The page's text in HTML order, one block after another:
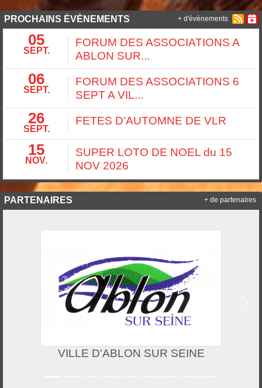
PROCHAINS ÉVÈNEMENTS
05
SEPT.
FORUM DES ASSOCIATIONS A
ABLON SUR...
06
SEPT.
FORUM DES ASSOCIATIONS 6
SEPT A VIL...
26
SEPT.
FETES D'AUTOMNE DE VLR
15
NOV.
SUPER LOTO DE NOEL du 15
NOV 2026
+ d'évènements
PARTENAIRES
CREDIT MUTUEL
+ de partenaires